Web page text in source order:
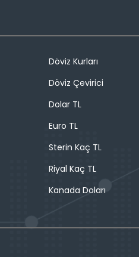
Döviz Kurları
Döviz Çevirici
Dolar TL
Euro TL
Sterin Kaç TL
Riyal Kaç TL
Kanada Doları